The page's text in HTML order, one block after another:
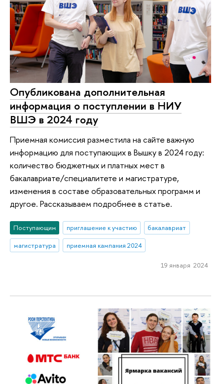
Опубликована дополнительная
информация о поступлении в НИУ
ВШЭ в 2024 году
Приемная комиссия разместила на сайте важную
информацию для поступающих в Вышку в 2024 году:
количество бюджетных и платных мест в
бакалавриате/специалитете и магистратуре,
изменения в составе образовательных программ и
другое. Рассказываем подробнее в статье.
Поступающим приглашение к участию
бакалавриат
магистратура
приемная кампания 2024
19 января 2024